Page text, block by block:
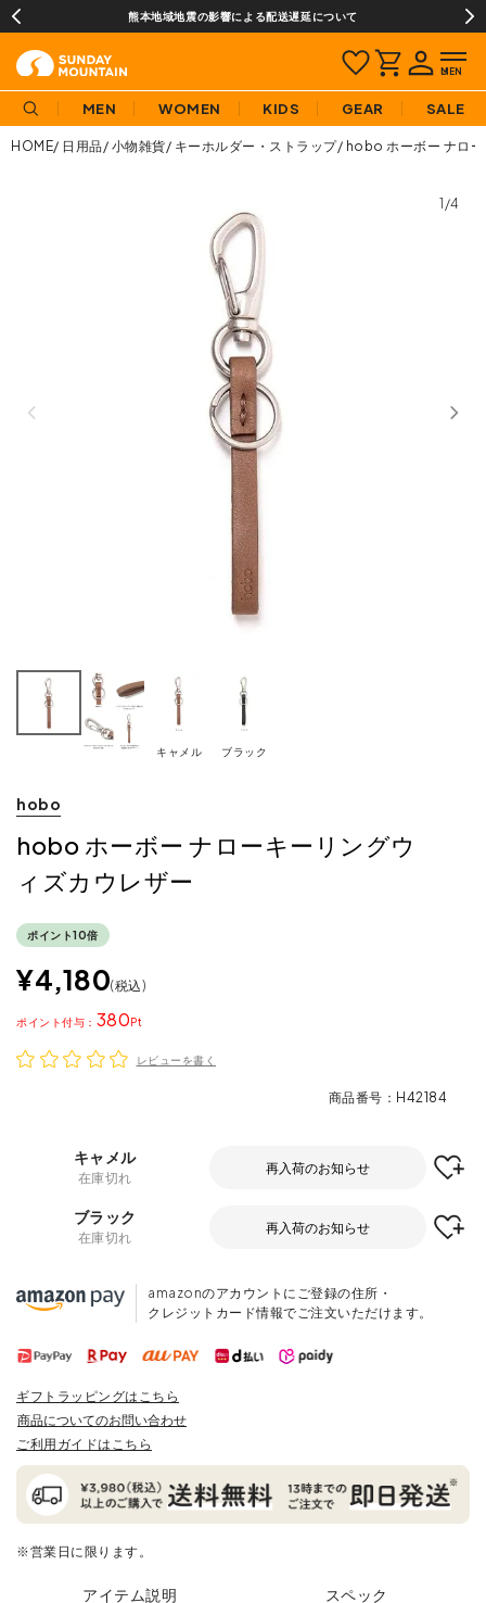
熊本地域地震の影響による配送遅延について
MEN WOMEN KIDS GEAR SALE
HOME 日用品 小物雑貨 キーホルダー・ストラップ hobo ホーボー ナロ
1/4
キャメル ブラック
hobo
hobo ホーボー ナローキーリングウ
ィズカウレザー
ポイント10倍
¥4,180 税込
380
ポイント
レビューを書く
商品番号 H42184
キャメル
在庫切れ
再入荷のお知らせ
ブラック
在庫切れ
再入荷のお知らせ
amazonのアカウントにご登録の住所・
クレジットカード情報でご注文いただけます。
ギフトラッピングはこちら
商品についてのお問い合わせ
ご利用ガイドはこちら
※営業日に限ります。
アイテム説明 スペック